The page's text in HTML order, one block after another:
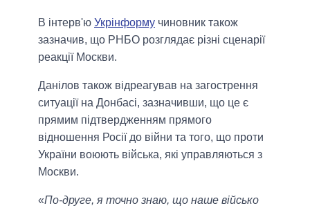
В інтерв'ю Укрінформу чиновник також
зазначив, що РНБО розглядає різні сценарії
реакції Москви.
Данілов також відреагував на загострення
ситуації на Донбасі, зазначивши, що це є
прямим підтвердженням прямого
відношення Росії до війни та того, що проти
України воюють війська, які управляються з
Москви.
«По-друге, я точно знаю, що наше військо